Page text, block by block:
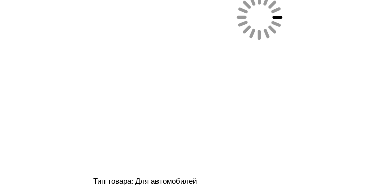
Тип товара: Для автомобилей